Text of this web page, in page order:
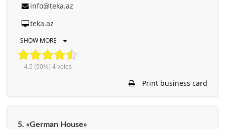
info@teka.az
teka.az
SHOW MORE
4.5 (90%) 4votes
Print business card
5. «German House»